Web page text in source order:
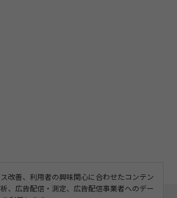
改善、利用者の興味関心に合わせたコンテン
、広告配信・測定、広告配信事業者へのデー